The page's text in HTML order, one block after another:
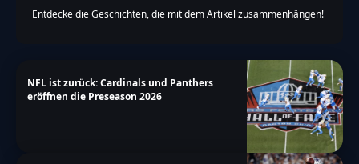
Entdecke die Geschichten, die mit dem Artikel zusammenhängen!
NFL ist zurück: Cardinals und Panthers
eröffnen die Preseason 2026